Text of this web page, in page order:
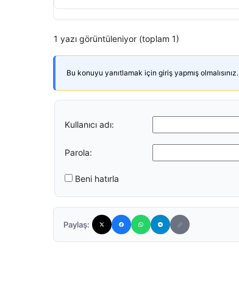
1 yazı görüntüleniyor (toplam 1)
Bu konuyu yanıtlamak için giriş yapmış olmalısınız.
Kullanıcı adı:
Parola:
Beni hatırla
Paylaş: